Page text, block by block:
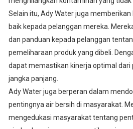
Selain itu, Ady Water juga
baik kepada pelanggan mereka.
dan panduan kepada pelanggan
pemeliharaan produk yang dibeli.
dapat memastikan kinerja optimal dari
jangka panjang.
Ady Water juga berperan dalam
pentingnya air bersih di masyarakat.
mengedukasi masyarakat tentang